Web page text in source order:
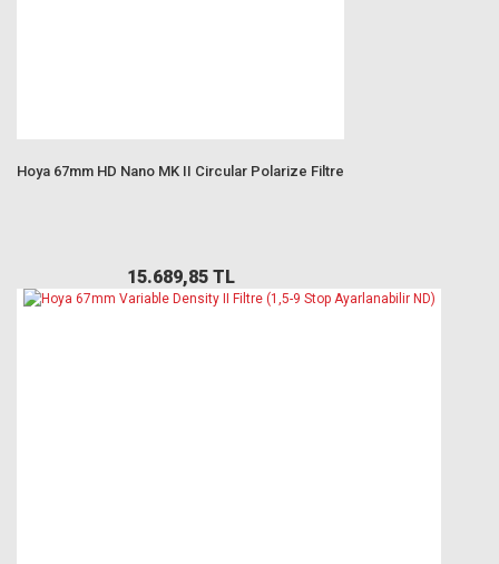
Hoya 67mm HD Nano MK II Circular Polarize Filtre
15.689,85 TL